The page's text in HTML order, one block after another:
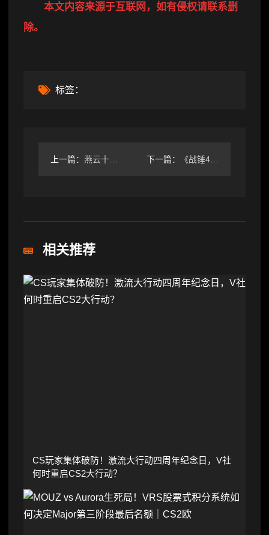
本文内容来源于互联网，如有侵权请联系删
除。
标签：
上一篇： 燕云十六声新手必看！等级装备全攻略避坑指南 下一篇： 《战锤40K：战争黎明4》兽人阵营首曝！战略玩法重回经典
相关推荐
CS玩家集体破防！激流大行动四周年纪念日，V社
何时重启CS2大行动？